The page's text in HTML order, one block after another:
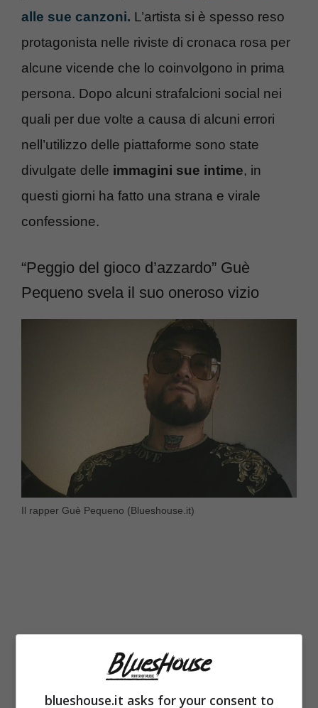
alle sue canzoni. L’artista si è spesso reso
protagonista nelle riviste di cronaca rosa per
alcune vicende che lo coinvolgono in prima
persona. Dopo alcuni strafalcioni social nei
quali per due volte a causa di alcuni errori
nell’utilizzo delle piattaforme sono state
divulgate delle immagini sue intime, in
questi giorni ha fatto una strana e virale
confessione.
“Peggio del gioco d’azzardo” Guè
Pequeno svela il suo oneroso vizio
Il rapper Guè Pequeno (Blueshouse.it)
blueshouse.it asks for your consent to